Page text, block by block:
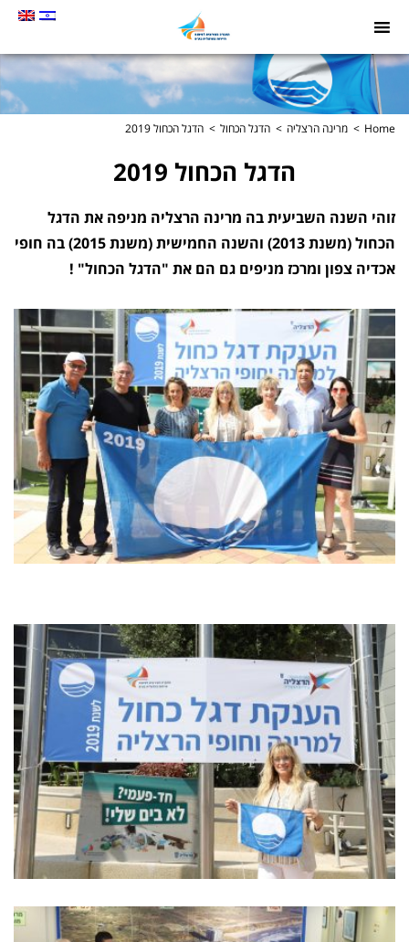
כקישור
לעמוד
הבית
Home מרינה הרצליה הדגל הכחול הדגל הכחול 2019
הדגל הכחול 2019
זוהי השנה השביעית בה מרינה הרצליה מניפה את הדגל
הכחול (משנת 2013) והשנה החמישית (משנת 2015) בה חופי
אכדיה צפון ומרכז מניפים גם הם את "הדגל הכחול" !